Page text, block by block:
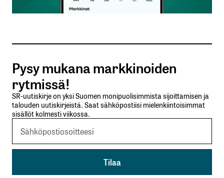
Sähköpostiosoitteesi
Tilaa SalkunRakentajan uutiskirje
Lähetä kommentti
Pysy mukana markkinoiden
rytmissä!
SR-uutiskirje on yksi Suomen monipuolisimmista sijoittamisen ja
talouden uutiskirjeistä. Saat sähköpostiisi mielenkiintoisimmat
sisällöt kolmesti viikossa.